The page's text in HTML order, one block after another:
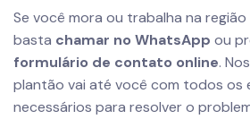
Se você mora ou trabalha na região
basta chamar no WhatsApp ou
formulário de contato online.
plantão vai até você com todos os
necessários para resolver o